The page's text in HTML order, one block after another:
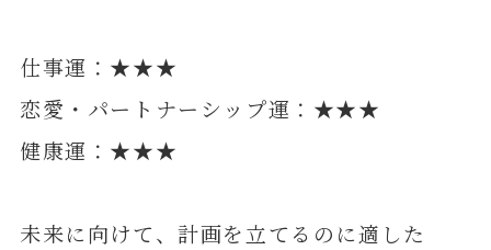
仕事運：★★★
恋愛・パートナーシップ運：★★★
健康運：★★★
未来に向けて、計画を立てるのに適した